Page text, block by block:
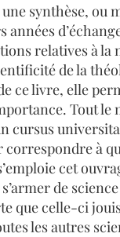
synthèse, ou
années
relatives à la
de la
ce livre, elle
Tout le
cursus
correspondre à
cet
de
que celle-ci
les autres